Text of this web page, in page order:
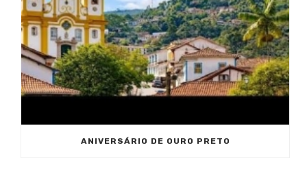
ANIVERSÁRIO DE OURO PRETO